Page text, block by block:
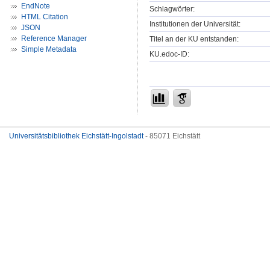
EndNote
HTML Citation
JSON
Reference Manager
Simple Metadata
Schlagwörter:
Institutionen der Universität:
Titel an der KU entstanden:
KU.edoc-ID:
Universitätsbibliothek Eichstätt-Ingolstadt- 85071 Eichstätt